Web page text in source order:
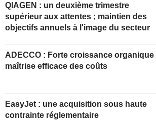
QIAGEN : un deuxième trimestre
supérieur aux attentes ; maintien des
objectifs annuels à l'image du secteur
ADECCO : Forte croissance organique et
maîtrise efficace des coûts
EasyJet : une acquisition sous haute
contrainte réglementaire